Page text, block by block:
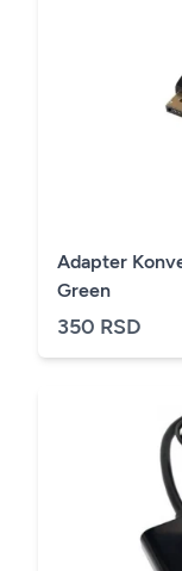
Adapter
Green
350 RSD